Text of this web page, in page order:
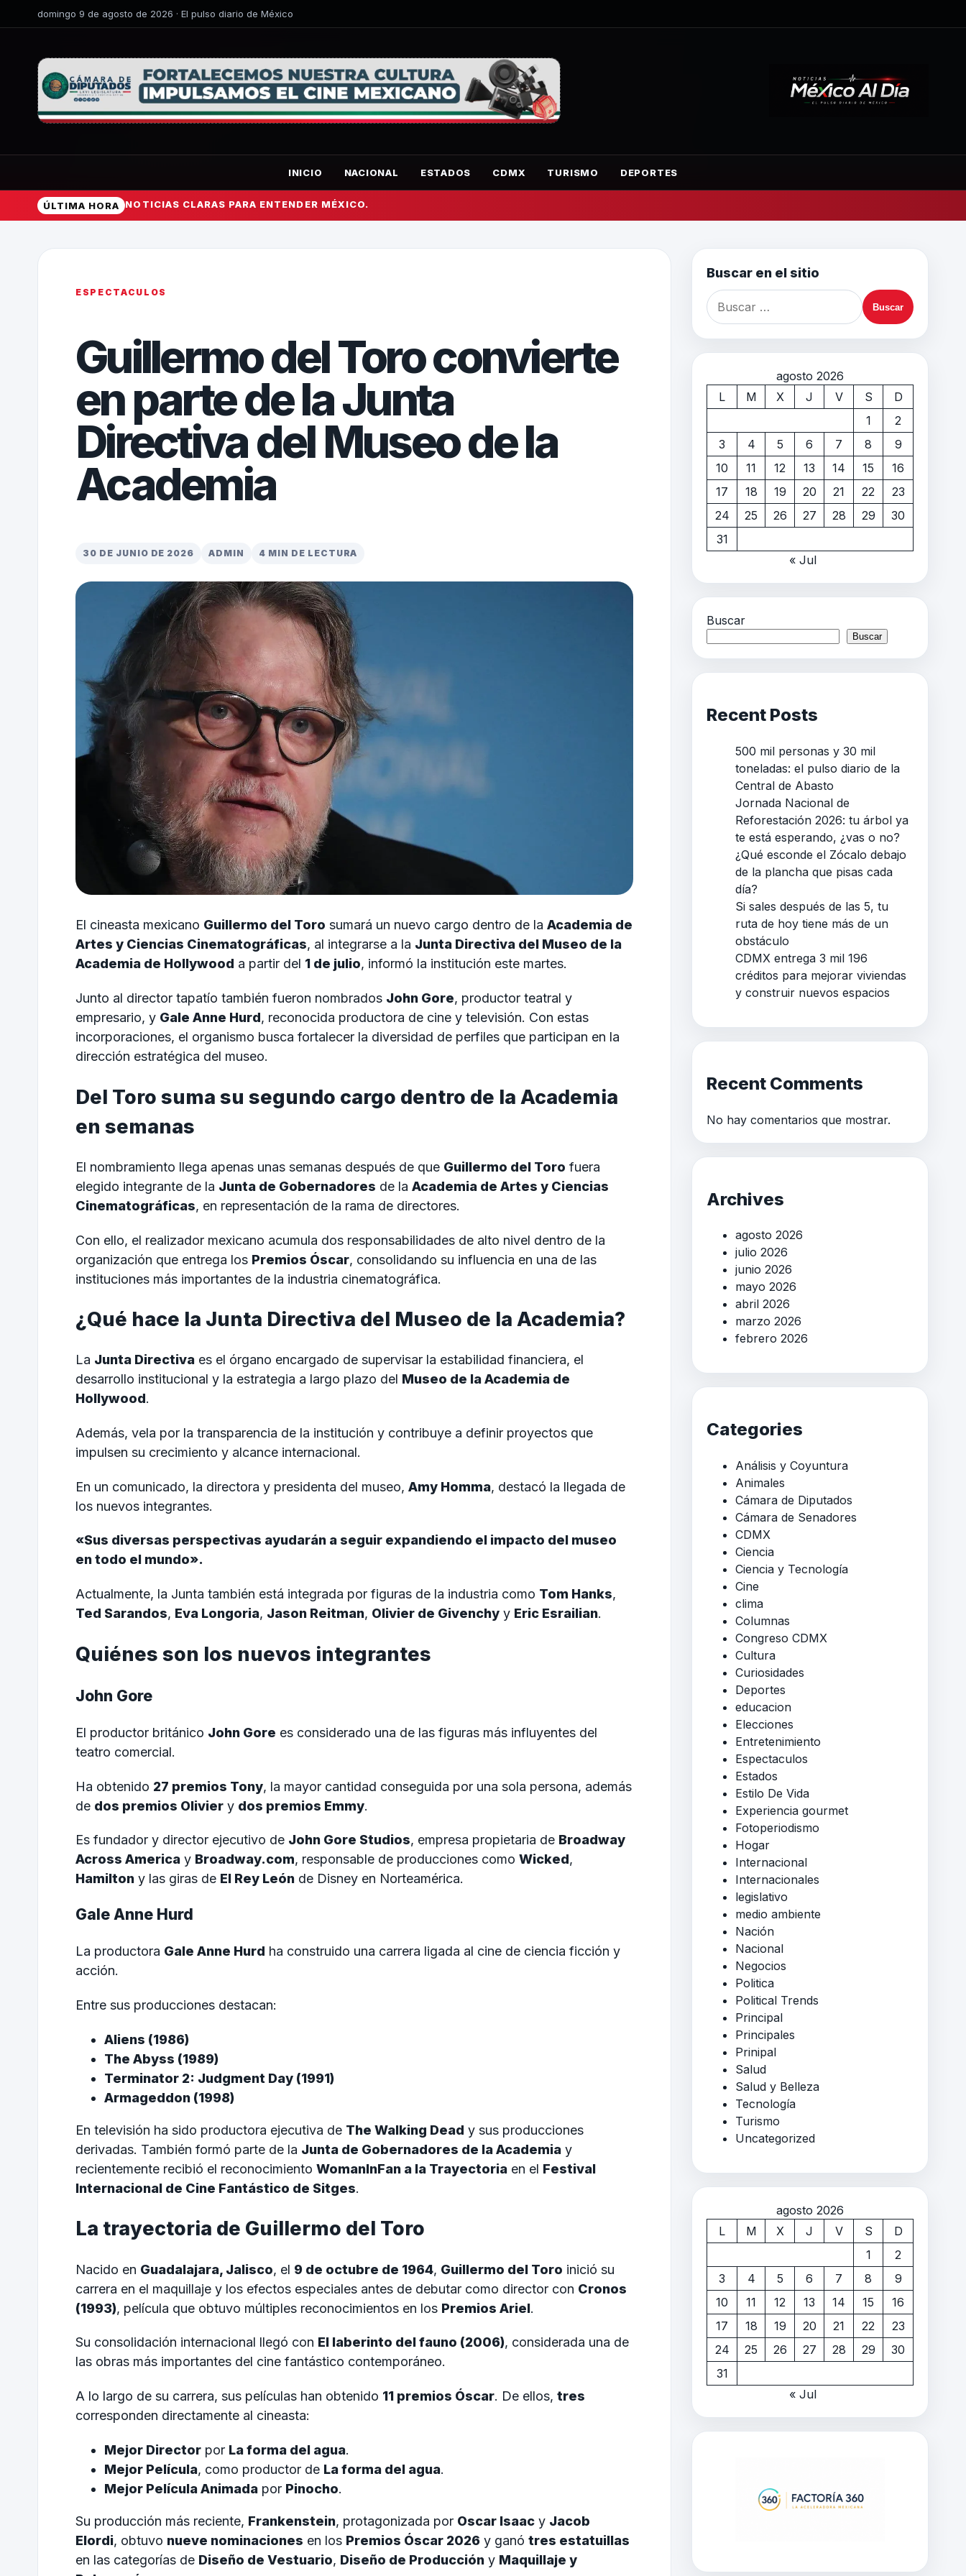
domingo 9 de agosto de 2026 · El pulso diario de México
INICIO NACIONAL ESTADOS CDMX TURISMO DEPORTES
ÚLTIMA HORA NOTICIAS CLARAS PARA ENTENDER MÉXICO.
ESPECTACULOS
Guillermo del Toro convierte
en parte de la Junta
Directiva del Museo de la
Academia
30 DE JUNIO DE 2026 ADMIN 4 MIN DE LECTURA
El cineasta mexicano Guillermo del Toro sumará un nuevo cargo dentro de la Academia de
Artes y Ciencias Cinematográficas, al integrarse a la Junta Directiva del Museo de la
Academia de Hollywood a partir del 1 de julio, informó la institución este martes.
Junto al director tapatío también fueron nombrados John Gore, productor teatral y
empresario, y Gale Anne Hurd, reconocida productora de cine y televisión. Con estas
incorporaciones, el organismo busca fortalecer la diversidad de perfiles que participan en la
dirección estratégica del museo.
Del Toro suma su segundo cargo dentro de la Academia
en semanas
El nombramiento llega apenas unas semanas después de que Guillermo del Toro fuera
elegido integrante de la Junta de Gobernadores de la Academia de Artes y Ciencias
Cinematográficas, en representación de la rama de directores.
Con ello, el realizador mexicano acumula dos responsabilidades de alto nivel dentro de la
organización que entrega los Premios Óscar, consolidando su influencia en una de las
instituciones más importantes de la industria cinematográfica.
¿Qué hace la Junta Directiva del Museo de la Academia?
La Junta Directiva es el órgano encargado de supervisar la estabilidad financiera, el
desarrollo institucional y la estrategia a largo plazo del Museo de la Academia de
Hollywood.
Además, vela por la transparencia de la institución y contribuye a definir proyectos que
impulsen su crecimiento y alcance internacional.
En un comunicado, la directora y presidenta del museo, Amy Homma, destacó la llegada de
los nuevos integrantes.
«Sus diversas perspectivas ayudarán a seguir expandiendo el impacto del museo
en todo el mundo».
Actualmente, la Junta también está integrada por figuras de la industria como Tom Hanks,
Ted Sarandos, Eva Longoria, Jason Reitman, Olivier de Givenchy y Eric Esrailian.
Quiénes son los nuevos integrantes
John Gore
El productor británico John Gore es considerado una de las figuras más influyentes del
teatro comercial.
Ha obtenido 27 premios Tony, la mayor cantidad conseguida por una sola persona, además
de dos premios Olivier y dos premios Emmy.
Es fundador y director ejecutivo de John Gore Studios, empresa propietaria de Broadway
Across America y Broadway.com, responsable de producciones como Wicked,
Hamilton y las giras de El Rey León de Disney en Norteamérica.
Gale Anne Hurd
La productora Gale Anne Hurd ha construido una carrera ligada al cine de ciencia ficción y
acción.
Entre sus producciones destacan:
Aliens (1986)
The Abyss (1989)
Terminator 2: Judgment Day (1991)
Armageddon (1998)
En televisión ha sido productora ejecutiva de The Walking Dead y sus producciones
derivadas. También formó parte de la Junta de Gobernadores de la Academia y
recientemente recibió el reconocimiento WomanInFan a la Trayectoria en el Festival
Internacional de Cine Fantástico de Sitges.
La trayectoria de Guillermo del Toro
Nacido en Guadalajara, Jalisco, el 9 de octubre de 1964, Guillermo del Toro inició su
carrera en el maquillaje y los efectos especiales antes de debutar como director con Cronos
(1993), película que obtuvo múltiples reconocimientos en los Premios Ariel.
Su consolidación internacional llegó con El laberinto del fauno (2006), considerada una de
las obras más importantes del cine fantástico contemporáneo.
A lo largo de su carrera, sus películas han obtenido 11 premios Óscar. De ellos, tres
corresponden directamente al cineasta:
Mejor Director por La forma del agua.
Mejor Película, como productor de La forma del agua.
Mejor Película Animada por Pinocho.
Su producción más reciente, Frankenstein, protagonizada por Oscar Isaac y Jacob
Elordi, obtuvo nueve nominaciones en los Premios Óscar 2026 y ganó tres estatuillas
en las categorías de Diseño de Vestuario, Diseño de Producción y Maquillaje y
Buscar en el sitio
agosto 2026
L
M X J V S
D
1
2
3
4 5 6 7 8
9
10
11 12 13 14 15
16
17
18 19 20 21 22
23
24
25 26 27 28 29
30
31
« Jul
Buscar
Buscar
Recent Posts
500 mil personas y 30 mil
toneladas: el pulso diario de la
Central de Abasto
Jornada Nacional de
Reforestación 2026: tu árbol ya
te está esperando, ¿vas o no?
¿Qué esconde el Zócalo debajo
de la plancha que pisas cada
día?
Si sales después de las 5, tu
ruta de hoy tiene más de un
obstáculo
CDMX entrega 3 mil 196
créditos para mejorar viviendas
y construir nuevos espacios
Recent Comments
No hay comentarios que mostrar.
Archives
agosto 2026
julio 2026
junio 2026
mayo 2026
abril 2026
marzo 2026
febrero 2026
Categories
Análisis y Coyuntura
Animales
Cámara de Diputados
Cámara de Senadores
CDMX
Ciencia
Ciencia y Tecnología
Cine
clima
Columnas
Congreso CDMX
Cultura
Curiosidades
Deportes
educacion
Elecciones
Entretenimiento
Espectaculos
Estados
Estilo De Vida
Experiencia gourmet
Fotoperiodismo
Hogar
Internacional
Internacionales
legislativo
medio ambiente
Nación
Nacional
Negocios
Politica
Political Trends
Principal
Principales
Prinipal
Salud
Salud y Belleza
Tecnología
Turismo
Uncategorized
agosto 2026
L
M X J V S
D
1
2
3
4 5 6 7 8
9
10
11 12 13 14 15
16
17
18 19 20 21 22
23
24
25 26 27 28 29
30
31
« Jul